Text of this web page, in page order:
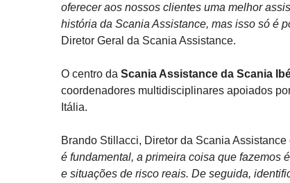
oferecer aos nossos clientes uma melhor
história da Scania Assistance, mas isso só é
Diretor Geral da Scania Assistance.
O centro da Scania Assistance da Scania
coordenadores multidisciplinares apoiados
Itália.
Brando Stillacci, Diretor da Scania
é fundamental, a primeira coisa que fazemos
e situações de risco reais. De seguida,